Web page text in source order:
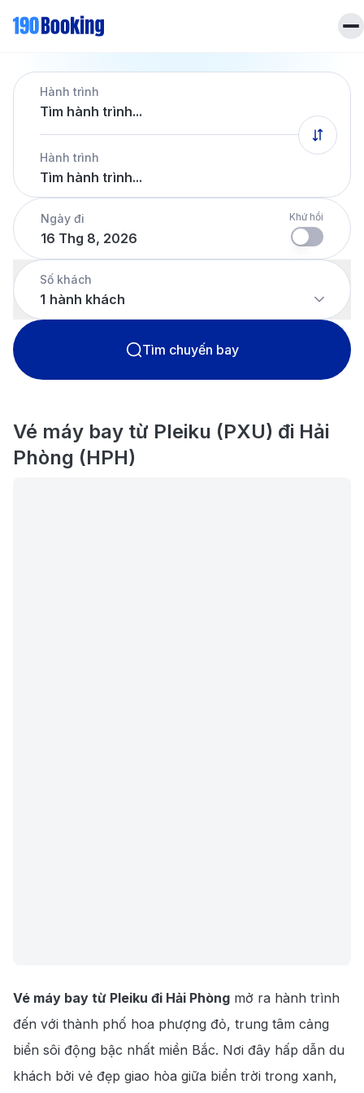
Liên hệ
Hotline 028 7303 6167
Tiếng Việt
Hành trình
Tìm hành trình...
Hành trình
Tìm hành trình...
Ngày đi
16 Thg 8, 2026
Khứ hồi
Số khách
1 hành khách
Tìm chuyến bay
Vé máy bay từ Pleiku (PXU) đi Hải
Phòng (HPH)
Vé máy bay từ Pleiku đi Hải Phòng mở ra hành trình
đến với thành phố hoa phượng đỏ, trung tâm cảng
biển sôi động bậc nhất miền Bắc. Nơi đây hấp dẫn du
khách bởi vẻ đẹp giao hòa giữa biển trời trong xanh,